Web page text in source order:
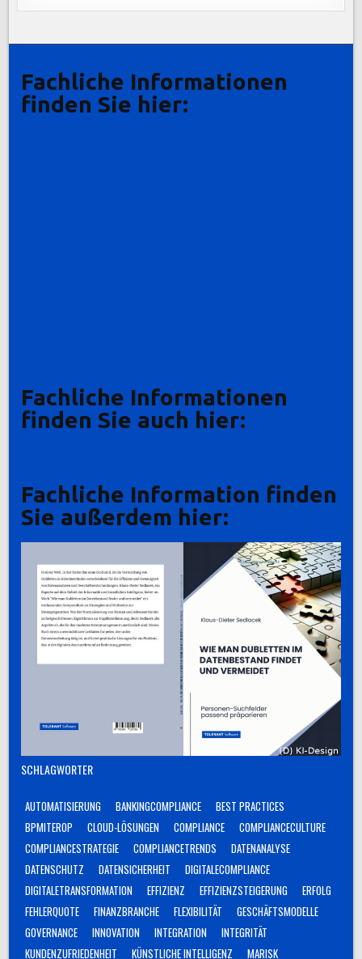
Fachliche Informationen
finden Sie hier:
Fachliche Informationen
finden Sie auch hier:
Fachliche Information finden
Sie außerdem hier:
SCHLAGWÖRTER
AUTOMATISIERUNG BANKINGCOMPLIANCE
BEST PRACTICES
BPMITEROP
CLOUD-LÖSUNGEN COMPLIANCE
COMPLIANCECULTURE
COMPLIANCESTRATEGIE
COMPLIANCETRENDS
DATENANALYSE
DATENSCHUTZ
DATENSICHERHEIT
DIGITALECOMPLIANCE
DIGITALETRANSFORMATION
EFFIZIENZ EFFIZIENZSTEIGERUNG
ERFOLG
FEHLERQUOTE
FINANZBRANCHE FLEXIBILITÄT
GESCHÄFTSMODELLE
GOVERNANCE
INNOVATION INTEGRATION
INTEGRITÄT
KUNDENZUFRIEDENHEIT
KÜNSTLICHE INTELLIGENZ
MARISK